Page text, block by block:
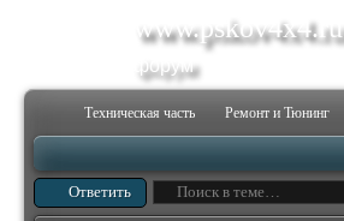
www.pskov4x4.ru
форум
Техническая часть Ремонт и Тюнинг
Ответить